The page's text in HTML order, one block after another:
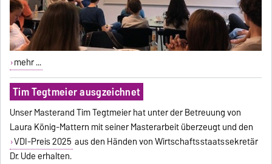
mehr ...
Tim Tegtmeier ausgzeichnet
Unser Masterand Tim Tegtmeier hat unter der Betreuung von
Laura König-Mattern mit seiner Masterarbeit überzeugt und den
VDI-Preis 2025 aus den Händen von Wirtschaftsstaatssekretär
Dr. Ude erhalten.